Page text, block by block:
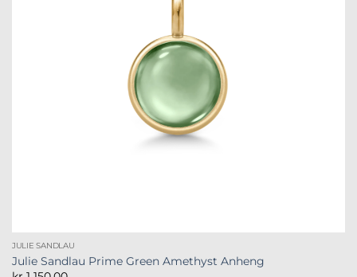
JULIE SANDLAU
Julie Sandlau Prime Green Amethyst Anheng